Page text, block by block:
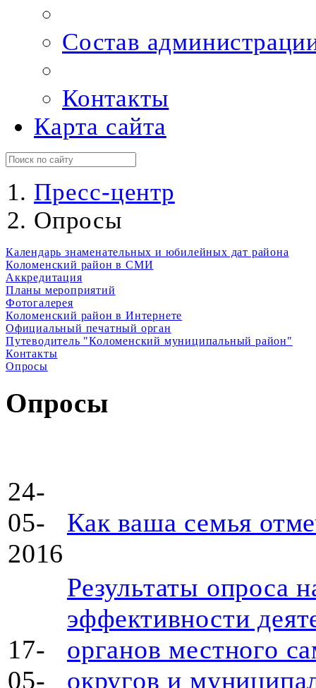
Состав
Контакты
Карта сайта
Пресс-центр
Опросы
Календарь знаменательных и юбилейных дат района
Коломенский район в СМИ
Аккредитация
Планы мероприятий
Фотогалерея
Коломенский район в Интернете
Официальный печатный орган
Путеводитель "Коломенский муниципальный район"
Контакты
Опросы
Опросы
24-
05-
2016
Как ваша семья
17-
05-
Результаты опроса
эффективности
органов местного
округов и